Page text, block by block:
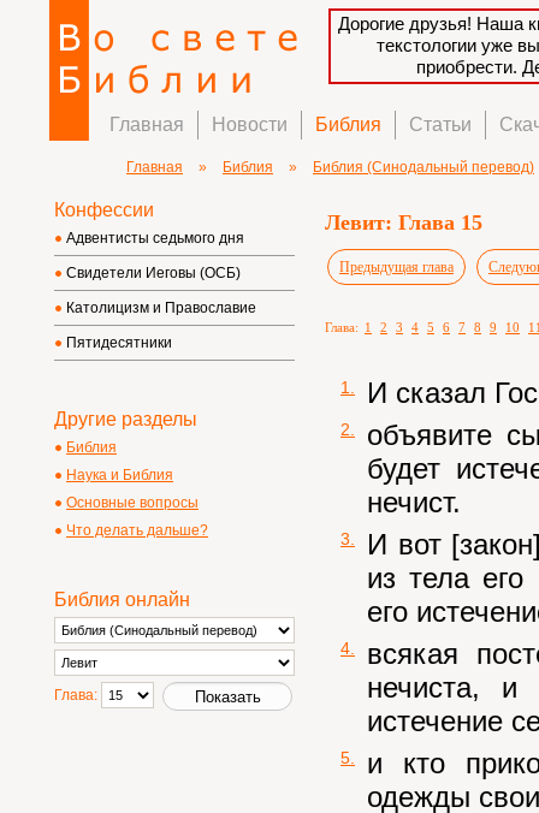
Дорогие друзья! Наша
текстологии уже
приобрести.
Главная Новости Библия Статьи
Главная » Библия » Библия (Синодальный перевод)
Левит: Глава 15
Предыдущая глава
Глава: 1 2 3 4 5 6 7 8 9 10
1. И сказал
2.
объявите
будет
нечист.
3.
И вот
из тела его
его
4.
всякая
нечиста,
истечение
5.
и кто
одежды
Конфессии
Адвентисты седьмого дня
Свидетели Иеговы (ОСБ)
Католицизм и Православие
Пятидесятники
Другие разделы
Библия
Наука и Библия
Основные вопросы
Что делать дальше?
Библия онлайн
Глава: